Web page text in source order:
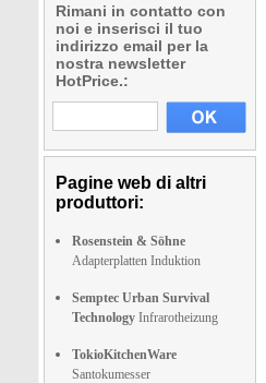
Rimani in contatto con
noi e inserisci il tuo
indirizzo email per la
nostra newsletter
HotPrice.:
Pagine web di altri
produttori:
Rosenstein & Söhne
Adapterplatten Induktion
Semptec Urban Survival
Technology Infrarotheizung
TokioKitchenWare
Santokumesser